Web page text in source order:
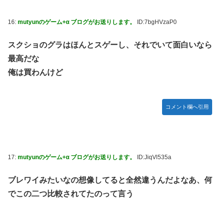
16: mutyunのゲーム+α ブログがお送りします。 ID:7bgHVzaP0
スクショのグラはほんとスゲーし、それでいて面白いなら
最高だな
俺は買わんけど
コメント欄へ引用
17: mutyunのゲーム+α ブログがお送りします。 ID:JiqVl535a
ブレワイみたいなの想像してると全然違うんだよなあ、何
でこの二つ比較されてたのって言う